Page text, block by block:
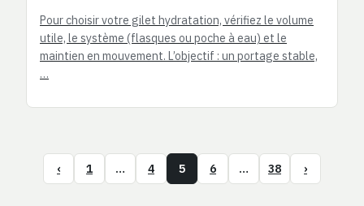
Pour choisir votre gilet hydratation, vérifiez le volume
utile, le système (flasques ou poche à eau) et le
maintien en mouvement. L’objectif : un portage stable,
…
‹ 1 … 4 5 6 … 38 ›